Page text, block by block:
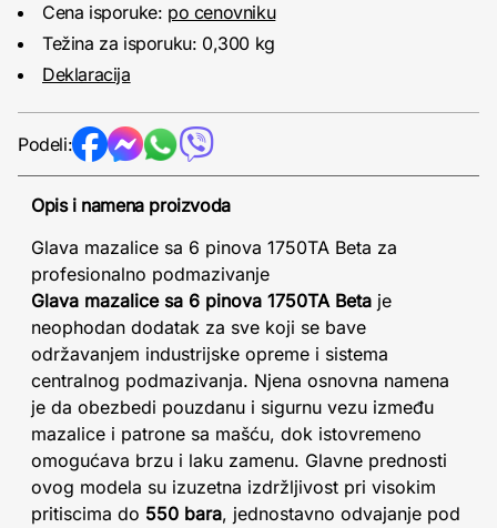
Cena isporuke: po cenovniku
Težina za isporuku: 0,300 kg
Deklaracija
Podeli:
Opis i namena proizvoda
Glava mazalice sa 6 pinova 1750TA Beta za
profesionalno podmazivanje
Glava mazalice sa 6 pinova 1750TA Beta je
neophodan dodatak za sve koji se bave
održavanjem industrijske opreme i sistema
centralnog podmazivanja. Njena osnovna namena
je da obezbedi pouzdanu i sigurnu vezu između
mazalice i patrone sa mašću, dok istovremeno
omogućava brzu i laku zamenu. Glavne prednosti
ovog modela su izuzetna izdržljivost pri visokim
pritiscima do 550 bara, jednostavno odvajanje pod